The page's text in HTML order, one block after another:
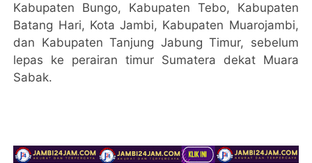
Kabupaten Bungo, Kabupaten Tebo, Kabupaten
Batang Hari, Kota Jambi, Kabupaten Muarojambi,
dan Kabupaten Tanjung Jabung Timur, sebelum
lepas ke perairan timur Sumatera dekat Muara
Sabak.